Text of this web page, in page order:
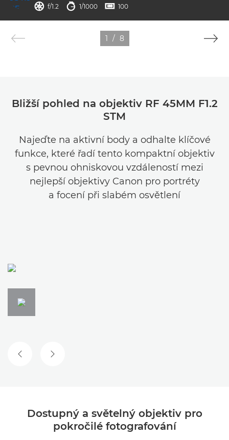
clona
 f/1.2 rychlost závěrky
 1/1000 ISO
 100
1 / 8
Bližší pohled na objektiv RF 45MM F1.2
STM
Najeďte na aktivní body a odhalte klíčové
funkce, které řadí tento kompaktní objektiv
s pevnou ohniskovou vzdáleností mezi
nejlepší objektivy Canon pro portréty
a focení při slabém osvětlení
PŘEDCHOZÍ SNÍMEK
DALŠÍ SNÍMEK
Dostupný a světelný objektiv pro
pokročilé fotografování